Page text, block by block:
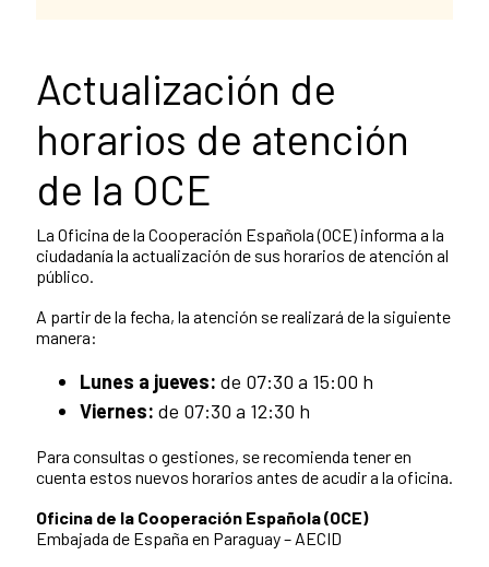
News content
Actualización de
horarios de atención
de la OCE
La Oficina de la Cooperación Española (OCE) informa a la
ciudadanía la actualización de sus horarios de atención al
público.
A partir de la fecha, la atención se realizará de la siguiente
manera:
Lunes a jueves: de 07:30 a 15:00 h
Viernes: de 07:30 a 12:30 h
Para consultas o gestiones, se recomienda tener en
cuenta estos nuevos horarios antes de acudir a la oficina.
Oficina de la Cooperación Española (OCE)
Embajada de España en Paraguay – AECID